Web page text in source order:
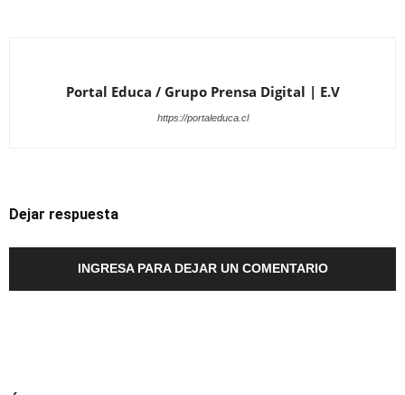
Portal Educa / Grupo Prensa Digital | E.V
https://portaleduca.cl
Dejar respuesta
INGRESA PARA DEJAR UN COMENTARIO